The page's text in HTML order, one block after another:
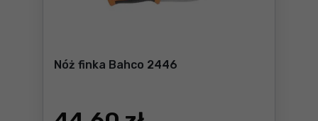
Nóż finka Bahco 2446